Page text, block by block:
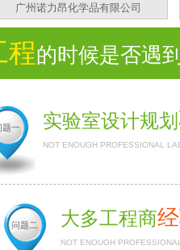
广州诺力昂化学品有限公司
程的时候是否遇到
题一 实验室设计规划
NOT ENOUGH PROFESSIONAL
问题二 大多工程商经
NOT ENOUGH